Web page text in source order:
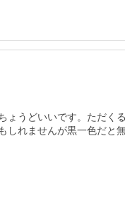
ょうどいいです。ただ
れませんが黒一色だと